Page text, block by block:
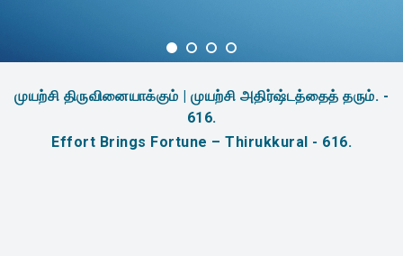
முயற்சி திருவினையாக்கும் | முயற்சி அதிர்ஷ்டத்தைத் தரும். -
616.
Effort Brings Fortune – Thirukkural - 616.